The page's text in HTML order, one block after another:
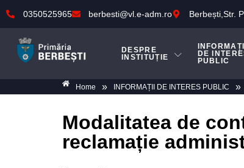
0350525965 berbesti@vl.e-adm.ro Berbești,Str.
DESPRE
INSTITUȚIE
INFORMAȚII
DE
PUBLIC
Home » INFORMAȚII DE INTERES PUBLIC »
Modalitatea de
reclamație